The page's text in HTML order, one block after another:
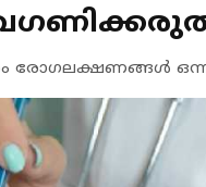
ഒന്നും